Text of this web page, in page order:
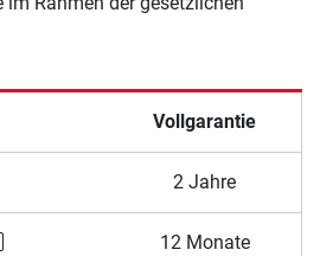
Vollgarantie
2 Jahre
12 Monate